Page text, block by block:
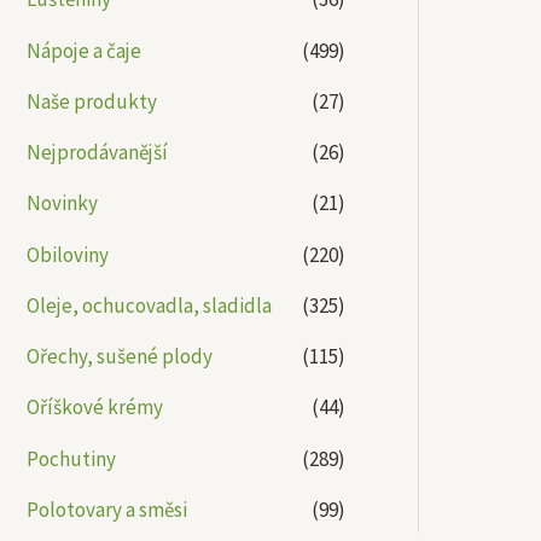
Nápoje a čaje
(499)
Naše produkty
(27)
Nejprodávanější
(26)
Novinky
(21)
Obiloviny
(220)
Oleje, ochucovadla, sladidla
(325)
Ořechy, sušené plody
(115)
Oříškové krémy
(44)
Pochutiny
(289)
Polotovary a směsi
(99)